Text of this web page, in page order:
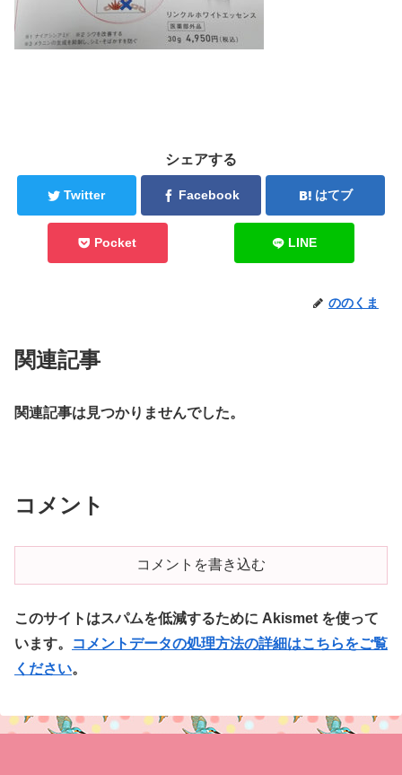
シェアする
Twitter Facebook はてブ
Pocket LINE
ののくま
関連記事
関連記事は見つかりませんでした。
コメント
コメントを書き込む
このサイトはスパムを低減するために Akismet を使って
います。
コメントデータの処理方法の詳細はこちらをご覧
ください。